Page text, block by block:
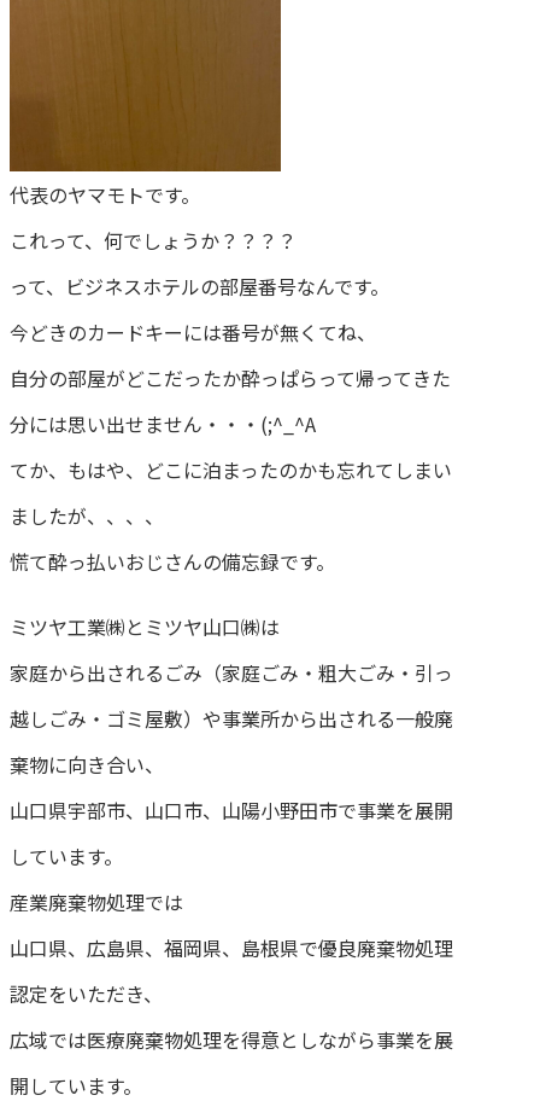
代表のヤマモトです。
これって、何でしょうか？？？？
って、ビジネスホテルの部屋番号なんです。
今どきのカードキーには番号が無くてね、
自分の部屋がどこだったか酔っぱらって帰ってきた
分には思い出せません・・・(;^_^A
てか、もはや、どこに泊まったのかも忘れてしまい
ましたが、、、、
慌て酔っ払いおじさんの備忘録です。
ミツヤ工業㈱とミツヤ山口㈱は
家庭から出されるごみ（家庭ごみ・粗大ごみ・引っ
越しごみ・ゴミ屋敷）や事業所から出される一般廃
棄物に向き合い、
山口県宇部市、山口市、山陽小野田市で事業を展開
しています。
産業廃棄物処理では
山口県、広島県、福岡県、島根県で優良廃棄物処理
認定をいただき、
広域では医療廃棄物処理を得意としながら事業を展
開しています。